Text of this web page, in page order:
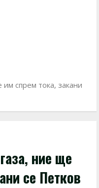
спрем тока, закани
ние ще
се Петков